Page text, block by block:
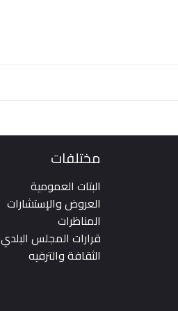
مختلفات
البتات العمومية
العروض والإستشارات
المناظرات
قرارات المجلس البلدي
الثقافة والترفيه